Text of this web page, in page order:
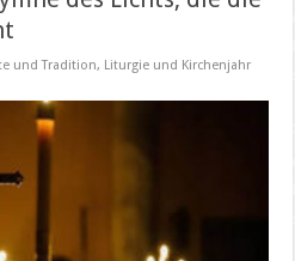
und Tradition, Liturgie und Kirchenjahr